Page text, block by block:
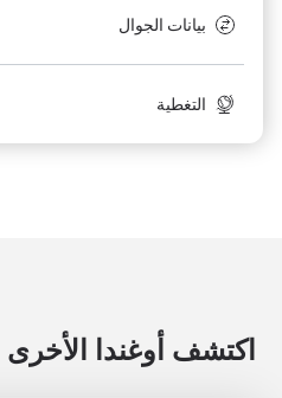
بيانات الجوال
التغطية
اكتشف أوغندا الأخرى